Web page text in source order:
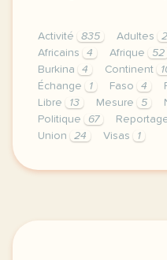
Activité 835 Adultes
Africains
4 Afrique 52
Burkina
4 Continent
Échange
1 Faso 4
Libre
13 Mesure 5
Politique
67
Union
24 Visas 1
continuer sans